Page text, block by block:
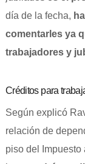
día de la fecha,
comentarles ya
trabajadores y
Créditos para
Según explicó
relación de
piso del